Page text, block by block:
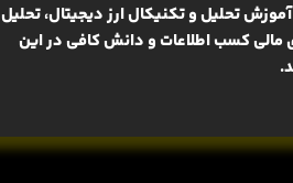
آموزش تحلیل و تکنیکال ارز دیجیتال، تحلیل
مالی کسب اطلاعات و دانش کافی در این